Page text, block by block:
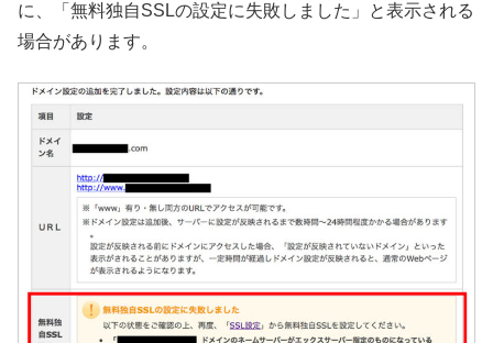
に、「無料独自SSLの設定に失敗しました」と表示される
場合があります。